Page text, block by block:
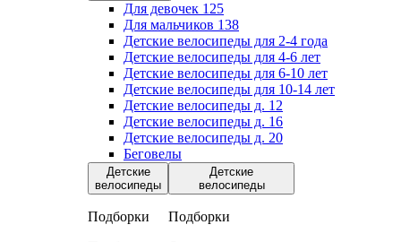
Для девочек 125
Для мальчиков 138
Детские велосипеды для 2-4 года
Детские велосипеды для 4-6 лет
Детские велосипеды для 6-10 лет
Детские велосипеды для 10-14 лет
Детские велосипеды д. 12
Детские велосипеды д. 16
Детские велосипеды д. 20
Беговелы
Детские
велосипеды
Подборки
Детские
велосипеды
Подборки